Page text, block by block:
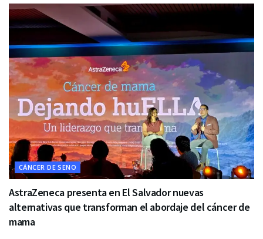
CÁNCER DE SENO
AstraZeneca presenta en El Salvador nuevas
alternativas que transforman el abordaje del cáncer de
mama